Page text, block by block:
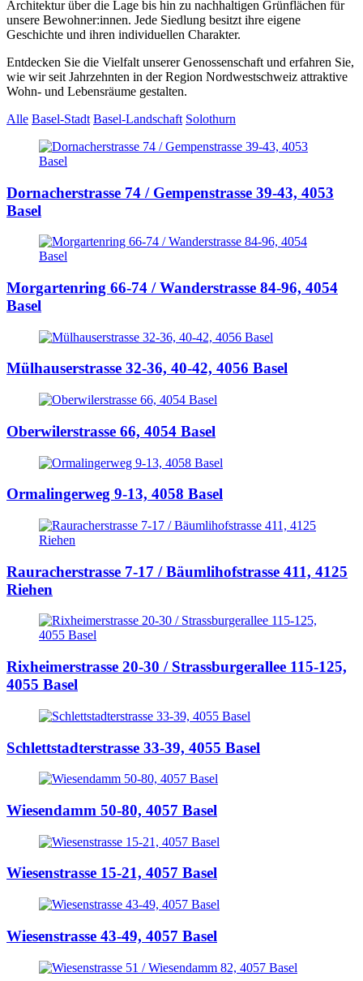
Architektur über die Lage bis hin zu nachhaltigen Grünflächen für
unsere Bewohner:innen. Jede Siedlung besitzt ihre eigene
Geschichte und ihren individuellen Charakter.
Entdecken Sie die Vielfalt unserer Genossenschaft und erfahren Sie,
wie wir seit Jahrzehnten in der Region Nordwestschweiz attraktive
Wohn- und Lebensräume gestalten.
Alle Basel-Stadt Basel-Landschaft Solothurn
Dornacherstrasse 74 / Gempenstrasse 39-43, 4053
Basel
Morgartenring 66-74 / Wanderstrasse 84-96, 4054
Basel
Mülhauserstrasse 32-36, 40-42, 4056 Basel
Oberwilerstrasse 66, 4054 Basel
Ormalingerweg 9-13, 4058 Basel
Rauracherstrasse 7-17 / Bäumlihofstrasse 411, 4125
Riehen
Rixheimerstrasse 20-30 / Strassburgerallee 115-125,
4055 Basel
Schlettstadterstrasse 33-39, 4055 Basel
Wiesendamm 50-80, 4057 Basel
Wiesenstrasse 15-21, 4057 Basel
Wiesenstrasse 43-49, 4057 Basel